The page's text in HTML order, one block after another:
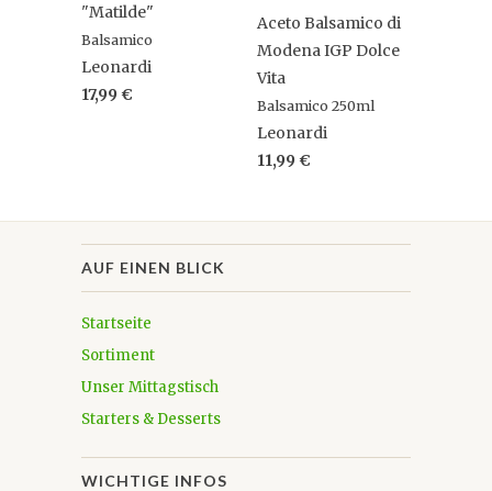
"Matilde"
Balsamico
Leonardi
17,99 €
Aceto Balsamico di
Modena IGP Dolce
Vita
Balsamico 250ml
Leonardi
11,99 €
AUF EINEN BLICK
Startseite
Sortiment
Unser Mittagstisch
Starters & Desserts
WICHTIGE INFOS